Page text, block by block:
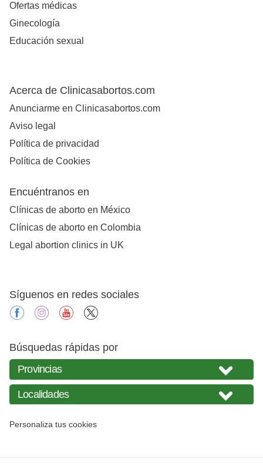
Ofertas médicas
Ginecología
Educación sexual
Acerca de Clinicasabortos.com
Anunciarme en Clinicasabortos.com
Aviso legal
Política de privacidad
Política de Cookies
Encuéntranos en
Clínicas de aborto en México
Clínicas de aborto en Colombia
Legal abortion clinics in UK
Síguenos en redes sociales
facebookinstagramyoutube
Búsquedas rápidas por
Personaliza tus cookies